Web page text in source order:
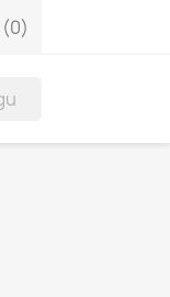
(0)